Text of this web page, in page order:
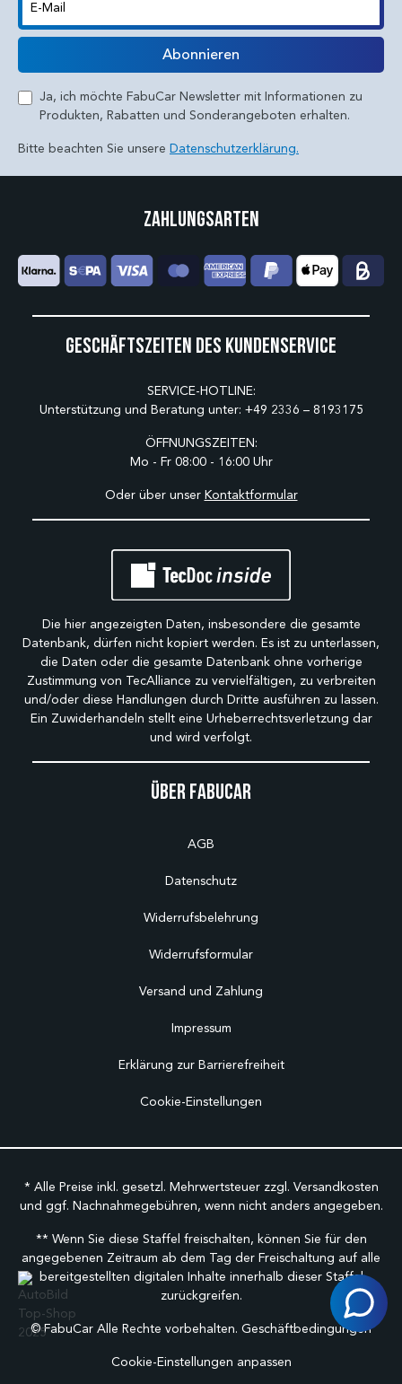
E-Mail
Abonnieren
Ja, ich möchte FabuCar Newsletter mit Informationen zu
Produkten, Rabatten und Sonderangeboten erhalten.
Bitte beachten Sie unsere Datenschutzerklärung.
Über Fabucar
AGB
Datenschutz
Widerrufsbelehrung
Widerrufsformular
Versand und Zahlung
Impressum
Erklärung zur Barrierefreiheit
Cookie-Einstellungen
Geschäftszeiten des Kundenservice
SERVICE-HOTLINE:
Unterstützung und Beratung unter: +49 2336 – 8193175
ÖFFNUNGSZEITEN:
Mo - Fr 08:00 - 16:00 Uhr
Oder über unser Kontaktformular
Zahlungsarten
Die hier angezeigten Daten, insbesondere die gesamte
Datenbank, dürfen nicht kopiert werden. Es ist zu unterlassen,
die Daten oder die gesamte Datenbank ohne vorherige
Zustimmung von TecAlliance zu vervielfältigen, zu verbreiten
und/oder diese Handlungen durch Dritte ausführen zu lassen.
Ein Zuwiderhandeln stellt eine Urheberrechtsverletzung dar
und wird verfolgt.
* Alle Preise inkl. gesetzl. Mehrwertsteuer zzgl. Versandkosten
und ggf. Nachnahmegebühren, wenn nicht anders angegeben.
** Wenn Sie diese Staffel freischalten, können Sie für den
angegebenen Zeitraum ab dem Tag der Freischaltung auf alle
bereitgestellten digitalen Inhalte innerhalb dieser Staffel
zurückgreifen.
©FabuCar Alle Rechte vorbehalten. Geschäftbedingungen
Cookie-Einstellungen anpassen